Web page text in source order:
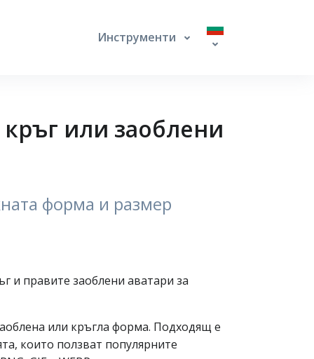
Инструменти
или заоблени
форма и размер
и правите заоблени аватари за
или кръгла форма. Подходящ е
които ползват популярните